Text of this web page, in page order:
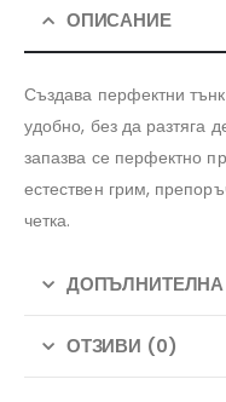
ОПИСАНИЕ
Създава перфектни
удобно, без да разтяга
запазва се перфектно
естествен грим,
четка.
ОТЗИВИ (0)